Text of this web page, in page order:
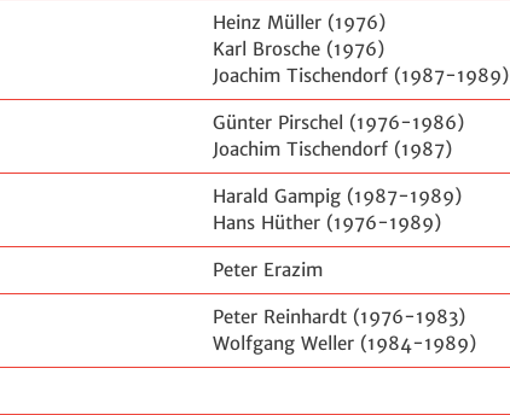
Heinz Müller (1976)
Karl Brosche (1976)
Joachim Tischendorf (1987-1989)
Günter Pirschel (1976-1986)
Joachim Tischendorf (1987)
Harald Gampig (1987-1989)
Hans Hüther (1976-1989)
Peter Erazim
Peter Reinhardt (1976-1983)
Wolfgang Weller (1984-1989)